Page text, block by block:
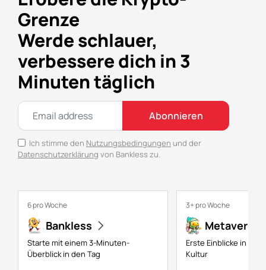
Grenze
Werde schlauer,
verbessere dich in 3
Minuten täglich
Abonnieren
Ich stimme den Nutzungsbedingungen und der
Datenschutzerklärung von Bankless zu.
6 pro Woche
Bankless
Starte mit einem 3-Minuten-
Überblick in den Tag
3+ pro Woche
Metaversal
Erste Einblicke in
Kultur